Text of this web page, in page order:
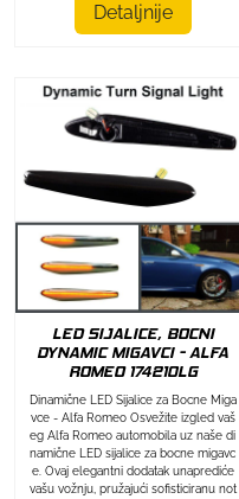
Detaljnije
LED SIJALICE, BOCNI
DYNAMIC MIGAVCI - ALFA
ROMEO 174210LG
Dinamične LED Sijalice za Bocne Miga
vce - Alfa Romeo Osvežite izgled vaš
eg Alfa Romeo automobila uz naše di
namične LED sijalice za bocne migavc
e. Ovaj elegantni dodatak unaprediće
vašu vožnju, pružajući sofisticiranu not